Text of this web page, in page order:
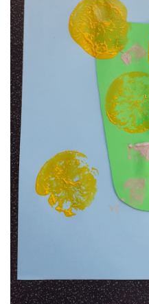
VZDĚLÁVACÍ BLOK ŘÍJEN
VZDĚLÁVACÍ BLOK LISTOPAD
VZDĚLÁVACÍ BLOK PROSINEC
VZDĚLÁVACÍ BLOK LEDEN
VZDĚLÁVACÍ BLOK ÚNOR
VZDĚLÁVACÍ BLOK BŘEZEN
VZDĚLÁVACÍ BLOK DUBEN